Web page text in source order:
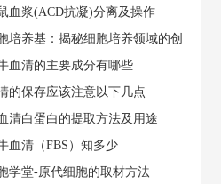
血浆(ACD抗凝)分离及操作
培养基：揭秘细胞培养领域的创
血清的主要成分有哪些
的保存应该注意以下几点
清白蛋白的提取方法及用途
血清（FBS）知多少
学堂-原代细胞的取材方法